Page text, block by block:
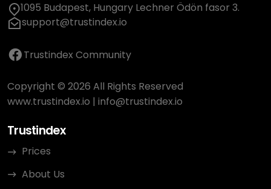
1095 Budapest, Hungary Lechner Ödön fasor 3.
support@trustindex.io
Trustindex Community
Copyright © 2026 All Rights Reserved
www.trustindex.io | info@trustindex.io
Trustindex
Prices
About Us